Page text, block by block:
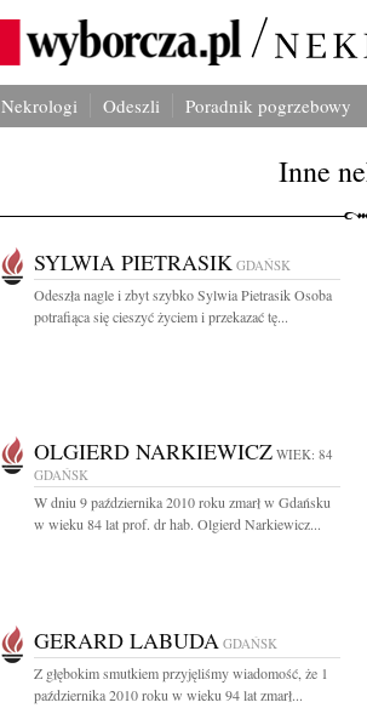
Nekrologi Odeszli Poradnik pogrzebowy
Inne
SYLWIA PIETRASIK GDAŃSK
Odeszła nagle i zbyt szybko Sylwia Pietrasik Osoba
potrafiąca się cieszyć życiem i przekazać tę...
OLGIERD NARKIEWICZ WIEK: 84
GDAŃSK
W dniu 9 października 2010 roku zmarł w Gdańsku
w wieku 84 lat prof. dr hab. Olgierd Narkiewicz...
GERARD LABUDA GDAŃSK
Z głębokim smutkiem przyjęliśmy wiadomość, że 1
października 2010 roku w wieku 94 lat zmarł...